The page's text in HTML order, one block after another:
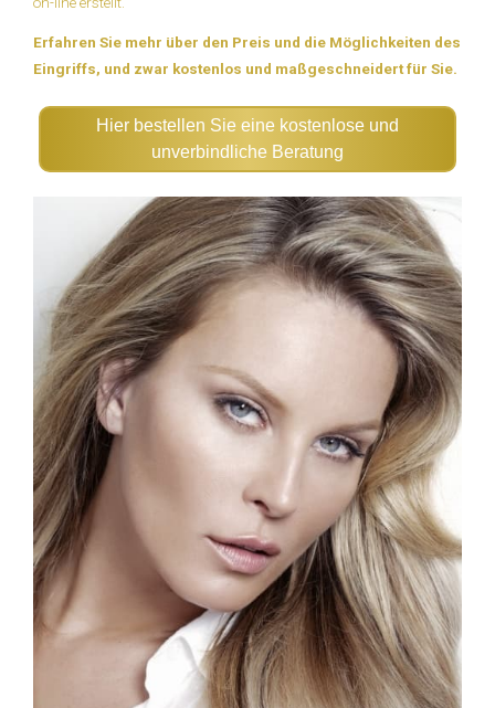
Erfahren Sie mehr über den Preis und die Möglichkeiten des
Eingriffs, und zwar kostenlos und maßgeschneidert für Sie.
Hier bestellen Sie eine kostenlose und
unverbindliche Beratung